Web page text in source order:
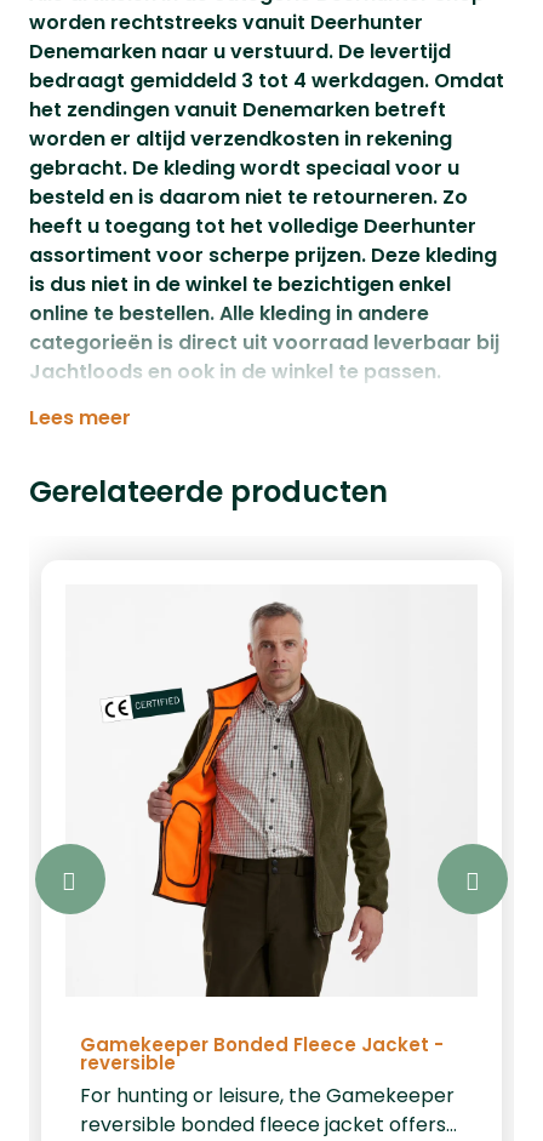
worden rechtstreeks vanuit Deerhunter
Denemarken naar u verstuurd. De levertijd
bedraagt gemiddeld 3 tot 4 werkdagen. Omdat
het zendingen vanuit Denemarken betreft
worden er altijd verzendkosten in rekening
gebracht. De kleding wordt speciaal voor u
besteld en is daarom niet te retourneren. Zo
heeft u toegang tot het volledige Deerhunter
assortiment voor scherpe prijzen. Deze kleding
is dus niet in de winkel te bezichtigen enkel
online te bestellen. Alle kleding in andere
categorieën is direct uit voorraad leverbaar bij
Jachtloods en ook in de winkel te passen.
Lees meer
Gerelateerde producten
Gamekeeper Bonded Fleece Jacket -
reversible
For hunting or leisure, the Gamekeeper
reversible bonded fleece jacket offers